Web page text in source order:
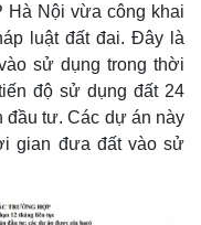
Hà Nội vừa công khai
luật đất đai. Đây là
sử dụng trong thời
độ sử dụng đất 24
đầu tư. Các dự án này
gian đưa đất vào sử